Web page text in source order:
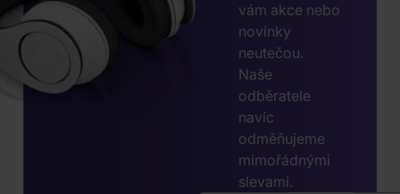
vám akce nebo
novinky
neutečou.
Naše
odběratele
navíc
odměňujeme
mimořádnými
slevami.